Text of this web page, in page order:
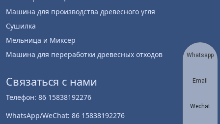
Машина для производства древесного угля
Сушилка
Мельница и Миксер
Машина для переработки древесных отходов
Связаться с нами
Телефон: 86 15838192276
WhatsApp/WeChat: 86 15838192276
Whatsapp
Email
Wechat